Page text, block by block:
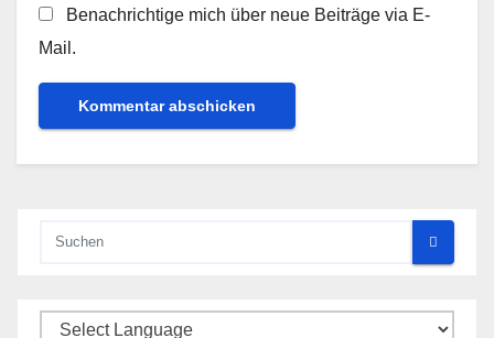
Benachrichtige mich über neue Beiträge via E-
Mail.